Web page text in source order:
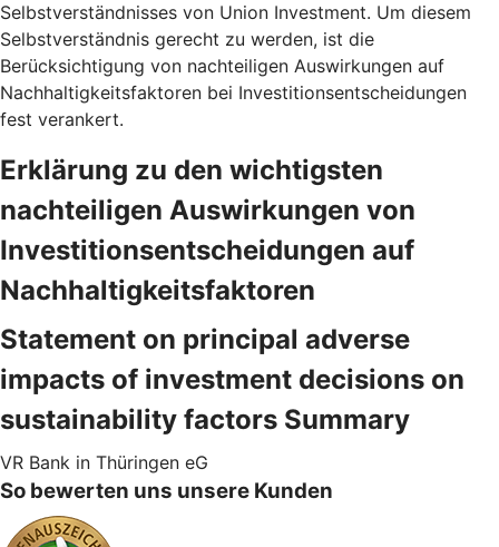
Selbstverständnisses von Union Investment. Um diesem
Selbstverständnis gerecht zu werden, ist die
Berücksichtigung von nachteiligen Auswirkungen auf
Nachhaltigkeitsfaktoren bei Investitionsentscheidungen
fest verankert.
Erklärung zu den wichtigsten
nachteiligen Auswirkungen von
Investitionsentscheidungen auf
Nachhaltigkeitsfaktoren
Statement on principal adverse
impacts of investment decisions on
sustainability factors Summary
VR Bank in Thüringen eG
So bewerten uns unsere Kunden